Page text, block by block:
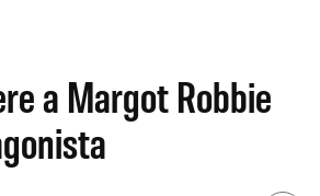
a Margot Robbie